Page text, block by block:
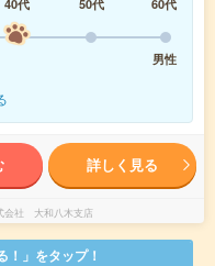
40代 50代
60代
男性
詳しく見る
会社 大和八木支店
」をタップ！